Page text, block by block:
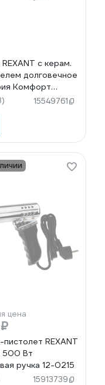
с керам.
долговечное
Комфорт
12-0123-1
15549761
цена
пистолет REXANT
500 Вт
ручка 12-0215
15913739